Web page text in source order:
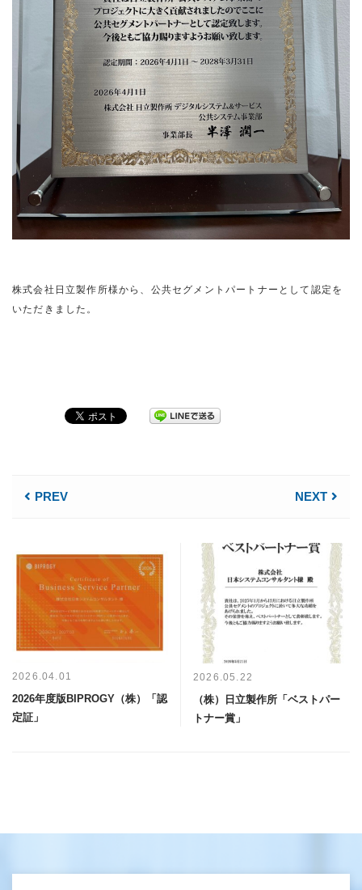
株式会社日立製作所様から、公共セグメントパートナーとして認定を
いただきました。
PREV NEXT
2026.04.01
2026年度版BIPROGY（株）「認
定証」
2026.05.22
（株）日立製作所「ベストパー
トナー賞」